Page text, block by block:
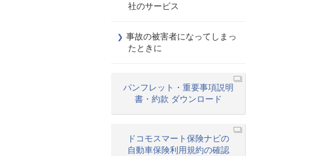
社のサービス
事故の被害者になってしまっ
たときに
パンフレット・重要事項説明
書・約款 ダウンロード
ドコモスマート保険ナビの
自動車保険利用規約の確認